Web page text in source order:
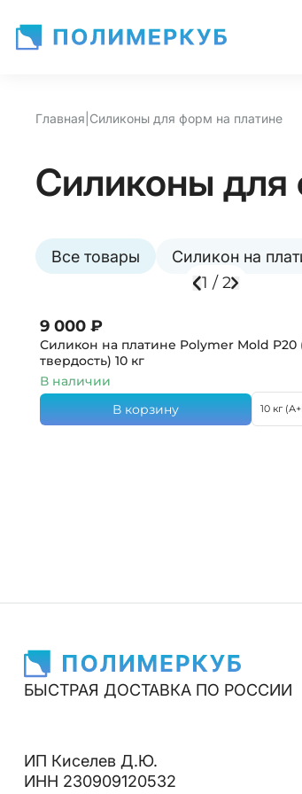
Главная Силиконы для форм на платине
Силиконы для
Все товары Силикон на
1 / 2
9 000 ₽
Силикон на платине Polymer Mold P20
твердость) 10 кг
В наличии
В корзину
10 кг
БЫСТРАЯ ДОСТАВКА ПО РОССИИ
ИП Киселев Д.Ю.
ИНН 230909120532